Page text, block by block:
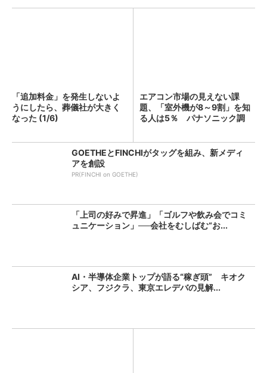
「追加料金」を発生しないよ
うにしたら、葬儀社が大きく
なった (1/6)
エアコン市場の見えない課
題、「室外機が8～9割」を知
る人は5％ パナソニック調
GOETHEとFINCHIがタッグを組み、新メディ
アを創設
PR(FINCHI on GOETHE)
「上司の好みで昇進」「ゴルフや飲み会でコミ
ュニケーション」──会社をむしばむ“お...
AI・半導体企業トップが語る“稼ぎ頭” キオク
シア、フジクラ、東京エレデバの見解...